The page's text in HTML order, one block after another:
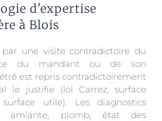
d'expertise
à Blois
par une visite contradictoire du
du mandant ou de son
est repris contradictoirement
le justifie (loi Carrez, surface
utile). Les diagnostics
amiante, plomb, état des